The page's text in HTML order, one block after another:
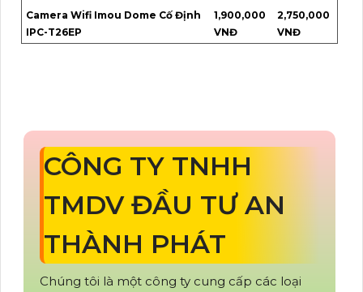
Camera Wifi Imou Dome Cố Định
IPC-T26EP
1,900,000
VNĐ
2,750,000
VNĐ
CÔNG TY TNHH
TMDV ĐẦU TƯ AN
THÀNH PHÁT
Chúng tôi là một công ty cung cấp các loại